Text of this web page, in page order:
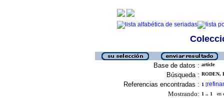
Base de datos : article
Búsqueda : RODEN,
Referencias encontradas : 1 [refinar
Mostrando: 1 .. 1 en